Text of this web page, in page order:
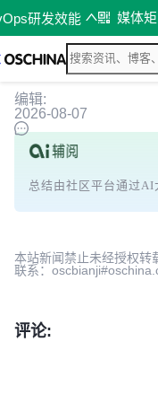
研发效能 媒体
编辑:
2026-08-07
总结由社区平台通过AI
本站新闻禁止未经授权转
联系：
评论: